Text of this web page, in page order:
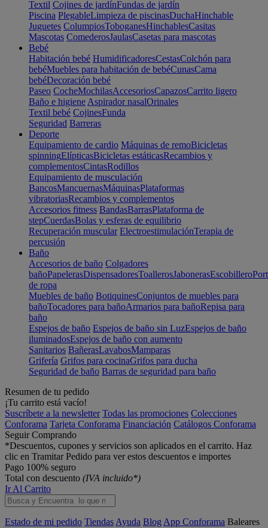
Textil Cojines de jardínFundas de jardín
Piscina PlegableLimpieza de piscinasDuchaHinchable
Juguetes ColumpiosToboganesHinchablesCasitas
Mascotas ComederosJaulasCasetas para mascotas
Bebé
Habitación bebé HumidificadoresCestasColchón para
bebéMuebles para habitación de bebéCunasCama
bebéDecoración bebé
Paseo CocheMochilasAccesoriosCapazosCarrito ligero
Baño e higiene Aspirador nasalOrinales
Textil bebé CojinesFunda
Seguridad Barreras
Deporte
Equipamiento de cardio Máquinas de remoBicicletas
spinningElípticasBicicletas estáticasRecambios y
complementosCintasRodillos
Equipamiento de musculación
BancosMancuernasMáquinasPlataformas
vibratoriasRecambios y complementos
Accesorios fitness BandasBarrasPlataforma de
stepCuerdasBolas y esferas de equilibrio
Recuperación muscular ElectroestimulaciónTerapia de
percusión
Baño
Accesorios de baño Colgadores
bañoPapelerasDispensadoresToallerosJabonerasEscobillero
de ropa
Muebles de baño BotiquinesConjuntos de muebles para
bañoTocadores para bañoArmarios para bañoRepisa para
baño
Espejos de baño Espejos de baño sin LuzEspejos de baño
iluminadosEspejos de baño con aumento
Sanitarios BañerasLavabosMamparas
Grifería Grifos para cocinaGrifos para ducha
Seguridad de baño Barras de seguridad para baño
Resumen de tu pedido
¡Tu carrito está vacío!
Suscríbete a la newsletter Todas las promociones Colecciones
Conforama Tarjeta Conforama Financiación Catálogos Conforama
Seguir Comprando
*Descuentos, cupones y servicios son aplicados en el carrito. Haz
clic en Tramitar Pedido para ver estos descuentos e importes
Pago 100% seguro
Total con descuento (IVA incluido*)
Ir Al Carrito
Estado de mi pedido Tiendas Ayuda Blog App Conforama Baleares